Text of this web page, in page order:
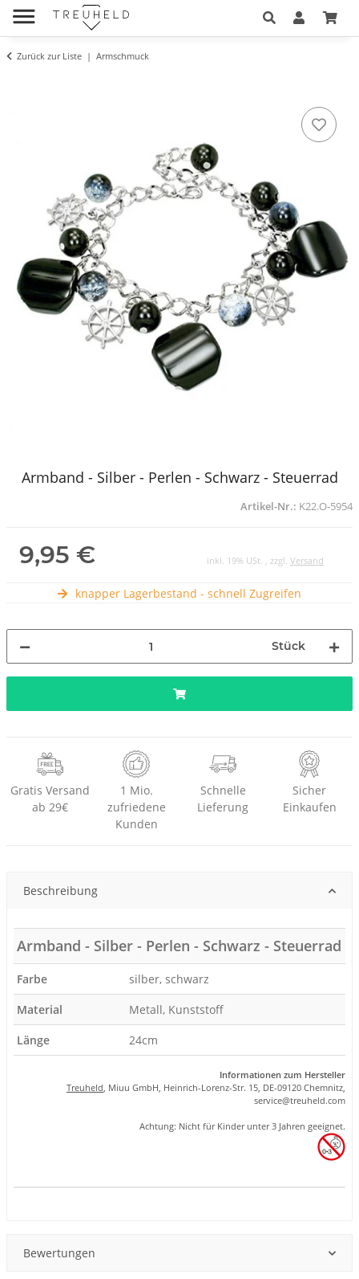
Zurück zur Liste Armschmuck
Armband - Silber - Perlen - Schwarz - Steuerrad
Artikel-Nr.: K22.O-5954
9,95 € inkl. 19% USt. , zzgl. Versand
knapper Lagerbestand - schnell Zugreifen
Stück
Gratis Versand
ab 29€
1 Mio.
zufriedene
Kunden
Schnelle
Lieferung
Sicher
Einkaufen
Beschreibung
Armband - Silber - Perlen - Schwarz - Steuerrad
Farbe
silber, schwarz
Material
Metall, Kunststoff
Länge
24cm
Informationen zum Hersteller
Treuheld, Miuu GmbH, Heinrich-Lorenz-Str. 15, DE-09120 Chemnitz,
service@treuheld.com
Achtung: Nicht für Kinder unter 3 Jahren geeignet.
Bewertungen